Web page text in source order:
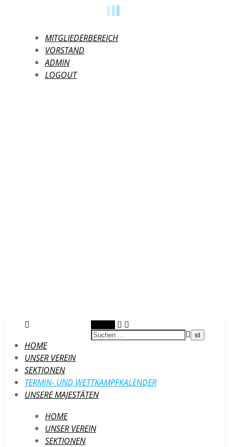
MITGLIEDERBEREICH
VORSTAND
ADMIN
LOGOUT
HOME
UNSER VEREIN
SEKTIONEN
TERMIN- UND WETTKAMPFKALENDER
UNSERE MAJESTÄTEN
HOME
UNSER VEREIN
SEKTIONEN